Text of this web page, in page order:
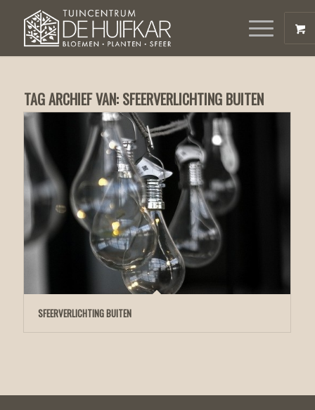
TAG ARCHIEF VAN: SFEERVERLICHTING BUITEN
SFEERVERLICHTING BUITEN